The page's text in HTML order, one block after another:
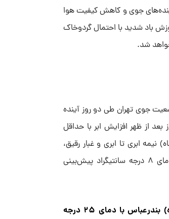
جوی و کاهش کیفیت هوا
باد شدید با احتمال گردوخاک
شد.
جوی تهران طی دو روز آینده
محلی و از بعد از ظهر افزایش ابر با حداقل
۸ درجه سانتیگراد و طی ‌پنجشنبه (۲۵ بهمن‌ماه) نیمه ابری تا ابری و غبار رقیق،
گاهی بارش باران و برف و وزش باد با حداقل دمای صفر و حداکثر دمای ۸ درجه سانتیگراد پیش‌بینی
ضیاییان در پایان گفت: طی فردا و پس فردا (۲۴ و ۲۵ بهمن‌ماه) بندرعباس با دمای ۲۵ درجه